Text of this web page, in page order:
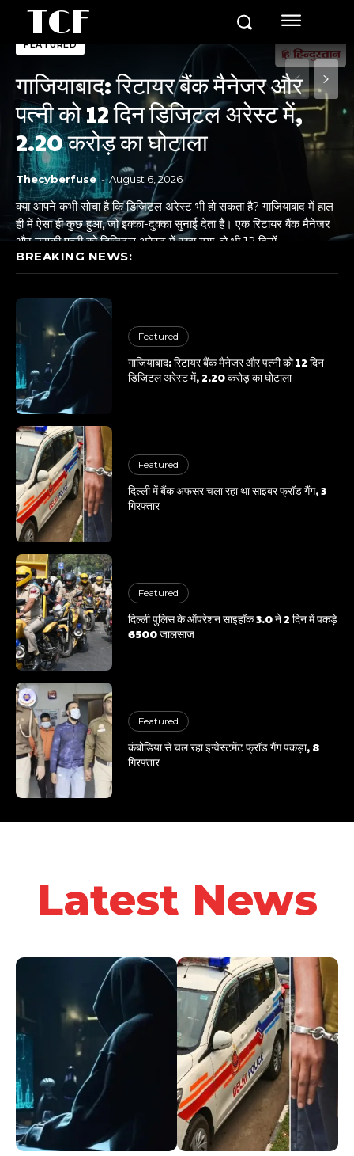
TCF
FEATURED
गाजियाबाद: रिटायर बैंक मैनेजर और
पत्नी को 12 दिन डिजिटल अरेस्ट में,
2.20 करोड़ का घोटाला
Thecyberfuse - August 6, 2026
क्या आपने कभी सोचा है कि डिजिटल अरेस्ट भी हो सकता है? गाजियाबाद में हाल
ही में ऐसा ही कुछ हुआ, जो इक्का-दुक्का सुनाई देता है। एक रिटायर बैंक मैनेजर
और उसकी पत्नी को डिजिटल अरेस्ट में रखा गया, वो भी 12 दिनों...
BREAKING NEWS:
Featured
गाजियाबाद: रिटायर बैंक मैनेजर और पत्नी को 12 दिन
डिजिटल अरेस्ट में, 2.20 करोड़ का घोटाला
Featured
दिल्ली में बैंक अफसर चला रहा था साइबर फ्रॉड गैंग, 3
गिरफ्तार
Featured
दिल्ली पुलिस के ऑपरेशन साइहॉक 3.0 ने 2 दिन में पकड़े
6500 जालसाज
Featured
कंबोडिया से चल रहा इन्वेस्टमेंट फ्रॉड गैंग पकड़ा, 8
गिरफ्तार
Latest News